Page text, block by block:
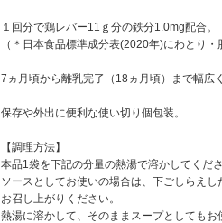
１回分で鶏レバー11ｇ分の鉄分1.0mg配合。
（＊日本食品標準成分表(2020年)にわとり・
7ヵ月頃から離乳完了（18ヵ月頃）まで幅広
保存や外出に便利な使い切り個包装。
【調理方法】
本品1袋を下記の分量の熱湯で溶かしてくださ
ソースとしてお使いの場合は、下ごしらえ
お召し上がりください。
熱湯に溶かして、そのままスープとしてもお